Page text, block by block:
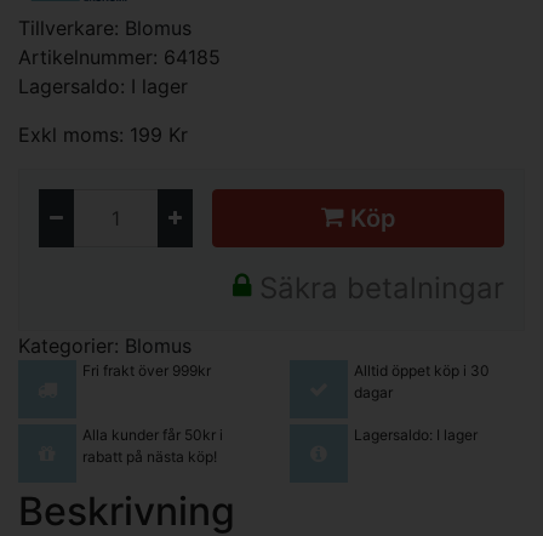
Tillverkare: Blomus
Artikelnummer: 64185
Lagersaldo: I lager
Exkl moms: 199 Kr
Köp
Säkra betalningar
Kategorier: Blomus
Fri frakt över 999kr
Alltid öppet köp i 30
dagar
Alla kunder får 50kr i
rabatt på nästa köp!
Lagersaldo: I lager
Beskrivning